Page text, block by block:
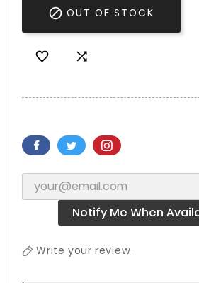
 OUT OF STOCK
 
Notify Me When
Write your review